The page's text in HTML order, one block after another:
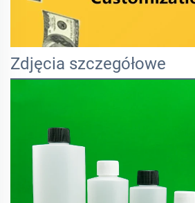
Zdjęcia szczegółowe